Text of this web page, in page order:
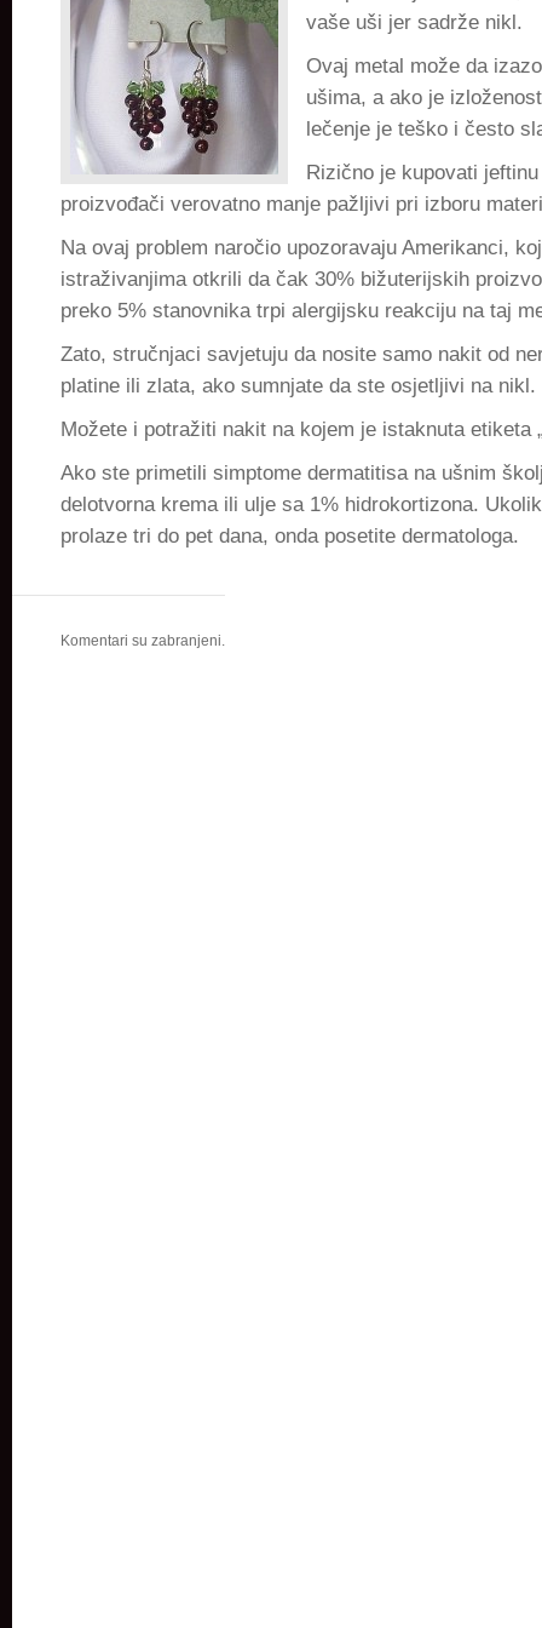
vaše uši jer sadrže nikl.
Ovaj metal može da
ušima, a ako je
lečenje je teško i često
Rizično je kupovati
proizvođači verovatno manje pažljivi pri izboru
Na ovaj problem naročio upozoravaju Amerikanci,
istraživanjima otkrili da čak 30% bižuterijskih
preko 5% stanovnika trpi alergijsku reakciju na taj
Zato, stručnjaci savjetuju da nosite samo nakit od
platine ili zlata, ako sumnjate da ste osjetljivi na nikl.
Možete i potražiti nakit na kojem je istaknuta etiketa
Ako ste primetili simptome dermatitisa na ušnim
delotvorna krema ili ulje sa 1% hidrokortizona.
prolaze tri do pet dana, onda posetite dermatologa.
Komentari su zabranjeni.